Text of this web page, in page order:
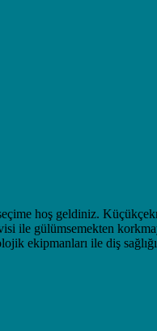
hoş geldiniz.
gülümsemekten
ekipmanları ile diş